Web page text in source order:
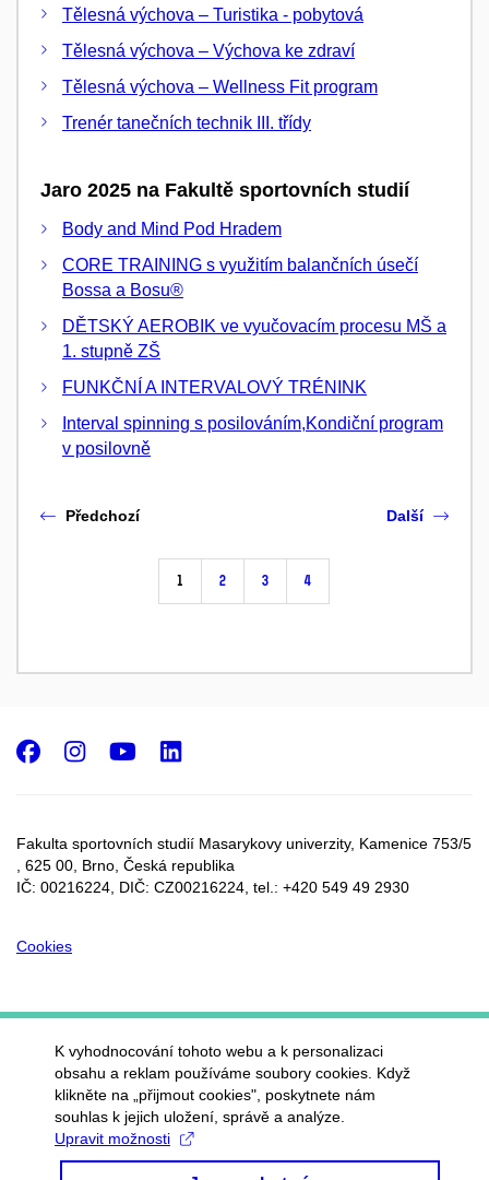
Tělesná výchova – Turistika - pobytová
Tělesná výchova – Výchova ke zdraví
Tělesná výchova – Wellness Fit program
Trenér tanečních technik III. třídy
Jaro 2025 na Fakultě sportovních studií
Body and Mind Pod Hradem
CORE TRAINING s využitím balančních úsečí
Bossa a Bosu®
DĚTSKÝ AEROBIK ve vyučovacím procesu MŠ a
1. stupně ZŠ
FUNKČNÍ A INTERVALOVÝ TRÉNINK
Interval spinning s posilováním,Kondiční program
v posilovně
Předchozí
1 2 3 4
Další
Fakulta sportovních studií Masarykovy univerzity, Kamenice 753/5​
, 625 00, Brno, Česká republika
IČ: 00216224, DIČ: CZ00216224, tel.: +420 549 49 2930
Cookies
Facebook
Instagram
Youtube
K vyhodnocování tohoto webu a k personalizaci
obsahu a reklam používáme soubory cookies. Když
klikněte na „přijmout cookies", poskytnete nám
souhlas k jejich uložení, správě a analýze.
Upravit možnosti